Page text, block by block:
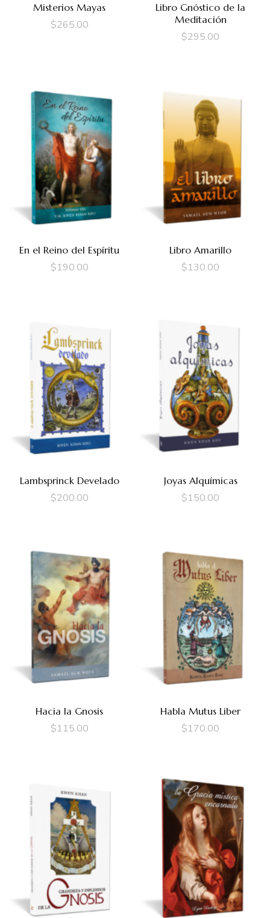
Misterios Mayas
$265.00
Libro Gnóstico de la
Meditación
$295.00
En el Reino del Espíritu
$190.00
Libro Amarillo
$130.00
Lambsprinck Develado
$200.00
Joyas Alquímicas
$150.00
Hacia la Gnosis
$115.00
Habla Mutus Liber
$170.00